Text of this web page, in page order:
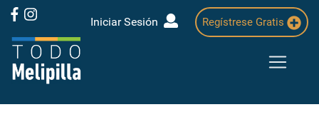
Iniciar Sesión Regístrese Gratis